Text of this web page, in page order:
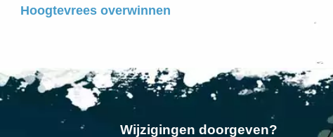
Hoogtevrees overwinnen
Wijzigingen doorgeven?